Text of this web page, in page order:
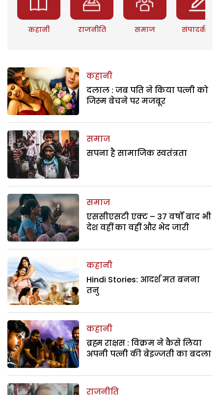
कहानी राजनीति समाज संपादकीय
कहानी
दलाल : जब पति ने किया पत्नी को
जिस्म बेचने पर मजबूर
समाज
सपना है सामाजिक स्वतंत्रता
समाज
एससीएसटी एक्ट – 37 वर्षों बाद भी
देश वहीं का वहीं और भेद जारी
कहानी
Hindi Stories: आदर्श मत बनना
तनु
कहानी
ब्रह्म राक्षस : विक्रम ने कैसे लिया
अपनी पत्नी की बेइज्जती का बदला
राजनीति